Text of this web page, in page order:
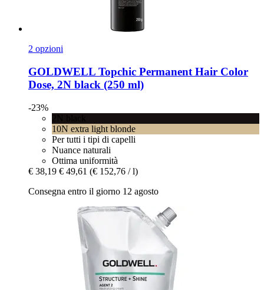
2 opzioni
GOLDWELL Topchic Permanent Hair Color
Dose, 2N black (250 ml)
-23%
10N extra light blonde
Per tutti i tipi di capelli
Nuance naturali
Ottima uniformità
€ 38,19 € 49,61 (€ 152,76 / l)
Consegna entro il giorno 12 agosto